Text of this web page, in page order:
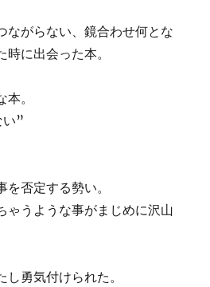
ながらない、鏡合わせ何とな
時に出会った本。
。
い”
否定する勢い。
ゃうような事がまじめに沢山
勇気付けられた。